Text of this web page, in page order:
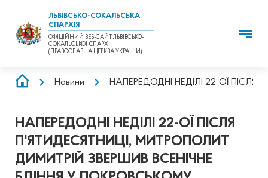
ЛЬВІВСЬКО-СОКАЛЬСЬКА
ЄПАРХІЯ
ОФІЦІЙНИЙ ВЕБ-САЙТ ЛЬВІВСЬКО-
СОКАЛЬСЬКОЇ ЄПАРХІЇ
(ПРАВОСЛАВНА ЦЕРКВА УКРАЇНИ)
РЯДОК
Новини НАПЕРЕДОДНІ НЕДІЛІ 22-ОЇ
НАПЕРЕДОДНІ НЕДІЛІ 22-ОЇ ПІСЛЯ
П'ЯТИДЕСЯТНИЦІ, МИТРОПОЛИТ
ДИМИТРІЙ ЗВЕРШИВ ВСЕНІЧНЕ